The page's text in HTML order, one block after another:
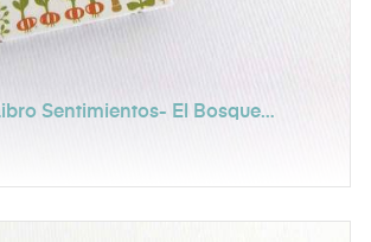
Sentimientos- El Bosque